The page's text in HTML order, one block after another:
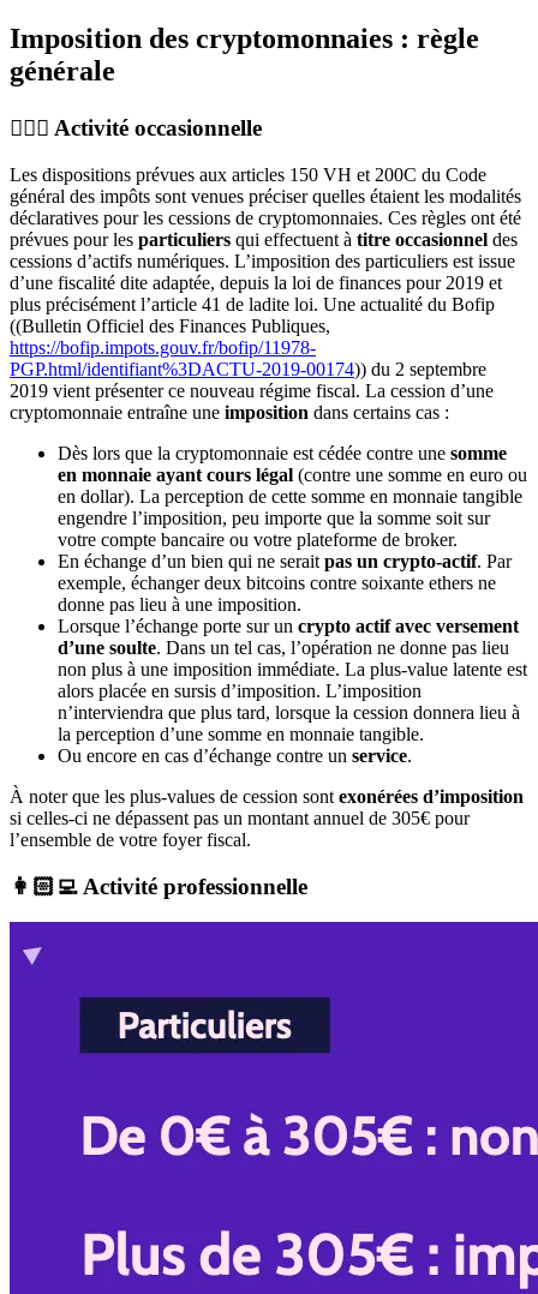
Imposition des cryptomonnaies : règle
générale
🙋🏻‍♂️ Activité occasionnelle
Les dispositions prévues aux articles 150 VH et 200C du Code
général des impôts sont venues préciser quelles étaient les modalités
déclaratives pour les cessions de cryptomonnaies. Ces règles ont été
prévues pour les particuliers qui effectuent à titre occasionnel des
cessions d’actifs numériques. L’imposition des particuliers est issue
d’une fiscalité dite adaptée, depuis la loi de finances pour 2019 et
plus précisément l’article 41 de ladite loi. Une actualité du Bofip
((Bulletin Officiel des Finances Publiques,
https://bofip.impots.gouv.fr/bofip/11978-
PGP.html/identifiant%3DACTU-2019-00174)) du 2 septembre
2019 vient présenter ce nouveau régime fiscal. La cession d’une
cryptomonnaie entraîne une imposition dans certains cas :
Dès lors que la cryptomonnaie est cédée contre une somme
en monnaie ayant cours légal (contre une somme en euro ou
en dollar). La perception de cette somme en monnaie tangible
engendre l’imposition, peu importe que la somme soit sur
votre compte bancaire ou votre plateforme de broker.
En échange d’un bien qui ne serait pas un crypto-actif. Par
exemple, échanger deux bitcoins contre soixante ethers ne
donne pas lieu à une imposition.
Lorsque l’échange porte sur un crypto actif avec versement
d’une soulte. Dans un tel cas, l’opération ne donne pas lieu
non plus à une imposition immédiate. La plus-value latente est
alors placée en sursis d’imposition. L’imposition
n’interviendra que plus tard, lorsque la cession donnera lieu à
la perception d’une somme en monnaie tangible.
Ou encore en cas d’échange contre un service.
À noter que les plus-values de cession sont exonérées d’imposition
si celles-ci ne dépassent pas un montant annuel de 305€ pour
l’ensemble de votre foyer fiscal.
👩🏻‍💻 Activité professionnelle